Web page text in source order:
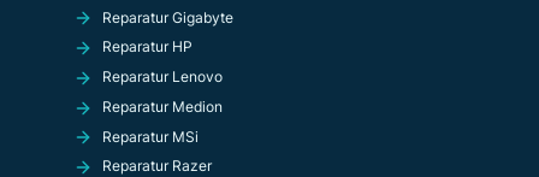
Reparatur Gigabyte
Reparatur HP
Reparatur Lenovo
Reparatur Medion
Reparatur MSi
Reparatur Razer